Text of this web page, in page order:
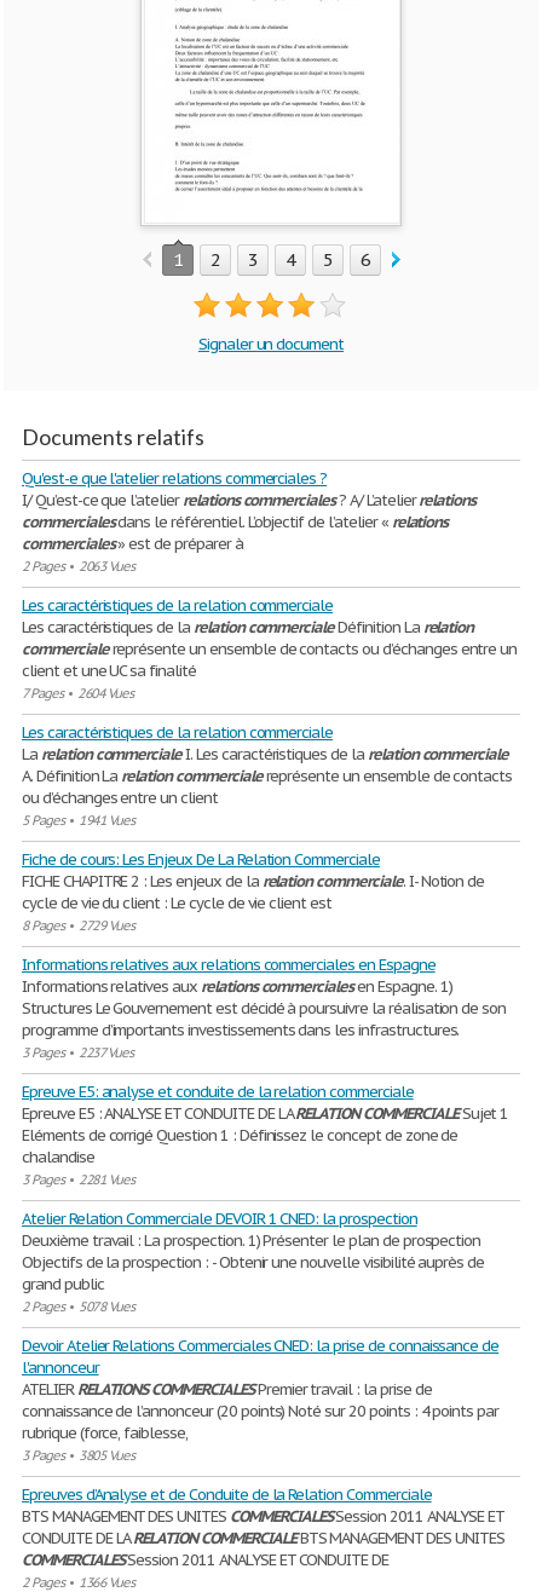
1 2 3 4 5 6 7
Signaler un document
Documents relatifs
Qu'est-e que l'atelier relations commerciales ?
I/ Qu’est-ce que l’atelierrelations commerciales? A/ L’atelierrelations
commercialesdans le référentiel. L’objectif de l’atelier « relations
commerciales» est de préparer à
2 Pages• 2063 Vues
Les caractéristiques de la relation commerciale
Les caractéristiques de la relation commercialeDéfinition La relation
commercialereprésente un ensemble de contacts ou d’échanges entre un
client et une UC sa finalité
7 Pages• 2604 Vues
Les caractéristiques de la relation commerciale
La relation commercialeI. Les caractéristiques de la relation commerciale
A. Définition La relation commercialereprésente un ensemble de contacts
ou d’échanges entre un client
5 Pages• 1941 Vues
Fiche de cours: Les Enjeux De La Relation Commerciale
FICHE CHAPITRE 2 : Les enjeux de la relation commerciale. I- Notion de
cycle de vie du client : Le cycle de vie client est
8 Pages• 2729 Vues
Informations relatives aux relations commerciales en Espagne
Informations relatives aux relations commercialesen Espagne. 1)
Structures Le Gouvernement est décidé à poursuivre la réalisation de son
programme d’importants investissements dans les infrastructures.
3 Pages• 2237 Vues
Epreuve E5: analyse et conduite de la relation commerciale
Epreuve E5 : ANALYSE ET CONDUITE DE LARELATION COMMERCIALESujet 1
Eléments de corrigé Question 1 : Définissez le concept de zone de
chalandise
3 Pages• 2281 Vues
Atelier Relation Commerciale DEVOIR 1 CNED: la prospection
Deuxième travail : La prospection. 1) Présenter le plan de prospection
Objectifs de la prospection : - Obtenir une nouvelle visibilité auprès de
grand public
2 Pages• 5078 Vues
Devoir Atelier Relations Commerciales CNED: la prise de connaissance de
l'annonceur
ATELIERRELATIONS COMMERCIALESPremier travail : la prise de
connaissance de l’annonceur (20 points) Noté sur 20 points : 4 points par
rubrique (force, faiblesse,
3 Pages• 3805 Vues
Epreuves d’Analyse et de Conduite de la Relation Commerciale
BTS MANAGEMENT DES UNITES COMMERCIALESSession 2011 ANALYSE ET
CONDUITE DE LARELATION COMMERCIALEBTS MANAGEMENT DES UNITES
COMMERCIALESSession 2011 ANALYSE ET CONDUITE DE
2 Pages• 1366 Vues